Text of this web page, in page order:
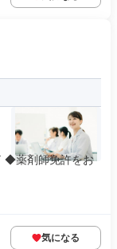
◆薬剤師免許をお
気になる